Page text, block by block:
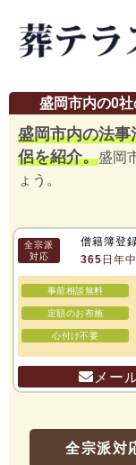
盛岡市内の0
盛岡市内の法
侶を紹介。盛岡
ょう。
全宗派
対応
僧籍簿登
365日年中
事前相談無料
定額のお布施
心付け不要
メー
全宗派対